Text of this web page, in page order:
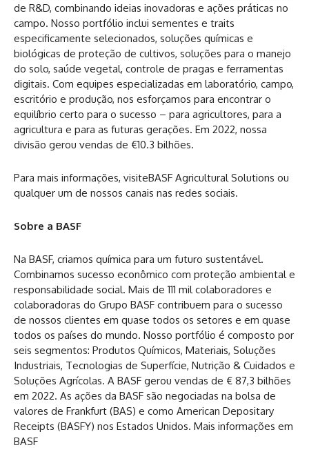
de R&D, combinando ideias inovadoras e ações práticas no
campo. Nosso portfólio inclui sementes e traits
especificamente selecionados, soluções químicas e
biológicas de proteção de cultivos, soluções para o manejo
do solo, saúde vegetal, controle de pragas e ferramentas
digitais. Com equipes especializadas em laboratório, campo,
escritório e produção, nos esforçamos para encontrar o
equilíbrio certo para o sucesso – para agricultores, para a
agricultura e para as futuras gerações. Em 2022, nossa
divisão gerou vendas de €10.3 bilhões.
Para mais informações, visiteBASF Agricultural Solutions ou
qualquer um de nossos canais nas redes sociais.
Sobre a BASF
Na BASF, criamos química para um futuro sustentável.
Combinamos sucesso econômico com proteção ambiental e
responsabilidade social. Mais de 111 mil colaboradores e
colaboradoras do Grupo BASF contribuem para o sucesso
de nossos clientes em quase todos os setores e em quase
todos os países do mundo. Nosso portfólio é composto por
seis segmentos: Produtos Químicos, Materiais, Soluções
Industriais, Tecnologias de Superfície, Nutrição & Cuidados e
Soluções Agrícolas. A BASF gerou vendas de € 87,3 bilhões
em 2022. As ações da BASF são negociadas na bolsa de
valores de Frankfurt (BAS) e como American Depositary
Receipts (BASFY) nos Estados Unidos. Mais informações em
BASF